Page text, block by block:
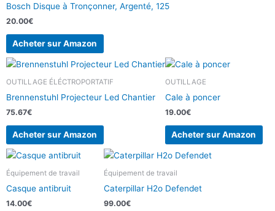
Bosch Disque à Tronçonner, Argenté, 125
20.00€
Acheter sur Amazon
OUTILLAGE ÉLÉCTROPORTATIF
Brennenstuhl Projecteur Led Chantier
75.67€
Acheter sur Amazon
OUTILLAGE
Cale à poncer
19.00€
Acheter sur Amazon
Équipement de travail
Casque antibruit
14.00€
Équipement de travail
Caterpillar H2o Defendet
99.00€